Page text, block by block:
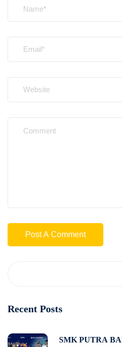
Recent Posts
SMK PUTRA